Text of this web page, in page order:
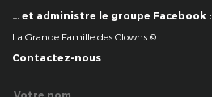
… et administre le groupe Facebook :
La Grande Famille des Clowns ©
Contactez-nous